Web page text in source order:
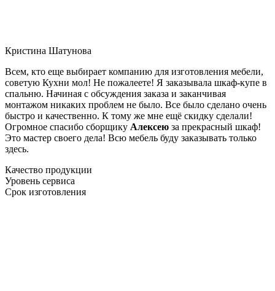
Кристина Шатунова
Всем, кто еще выбирает компанию для изготовления мебели,
советую Кухни мол! Не пожалеете! Я заказывала шкаф-купе в
спальню. Начиная с обсуждения заказа и заканчивая
монтажом никаких проблем не было. Все было сделано очень
быстро и качественно. К тому же мне ещё скидку сделали!
Огромное спасибо сборщику Алексею за прекрасный шкаф!
Это мастер своего дела! Всю мебель буду заказывать только
здесь.
Качество продукции
Уровень сервиса
Срок изготовления